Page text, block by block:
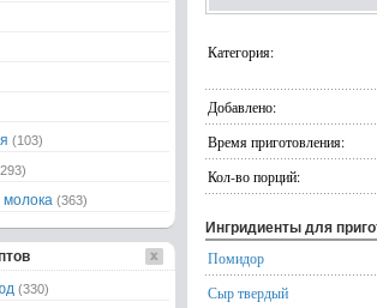
Категория:
Добавлено:
Время приготовления:
Кол-во порций:
Ингридиенты для
Помидор
Сыр твердый
(103)
молока (363)
(330)